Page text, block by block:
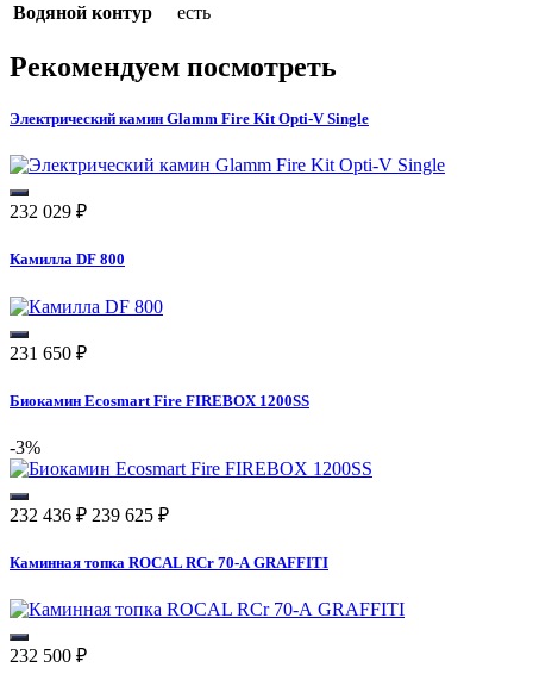
Водяной контур
есть
Рекомендуем посмотреть
Электрический камин Glamm Fire Kit Opti-V Single
232 029 ₽
Камилла DF 800
231 650 ₽
Биокамин Ecosmart Fire FIREBOX 1200SS
-3%
232 436 ₽ 239 625 ₽
Каминная топка ROCAL RCr 70-А GRAFFITI
232 500 ₽